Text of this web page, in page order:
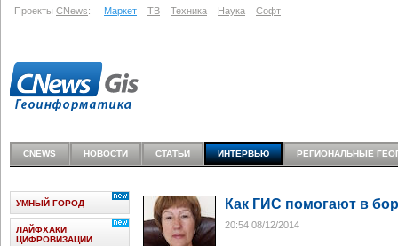
Проекты CNews: Маркет ТВ Техника Наука Софт
CNEWS НОВОСТИ СТАТЬИ ИНТЕРВЬЮ РЕГИОНАЛЬНЫЕ
Как ГИС помогают в
20:54 08/12/2014
УМНЫЙ ГОРОД
ЛАЙФХАКИ
ЦИФРОВИЗАЦИИ